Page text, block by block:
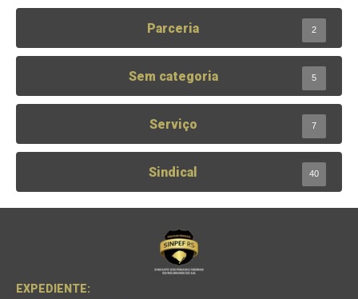
Parceria 2
Sem categoria 5
Serviço 7
Sindical 40
EXPEDIENTE: